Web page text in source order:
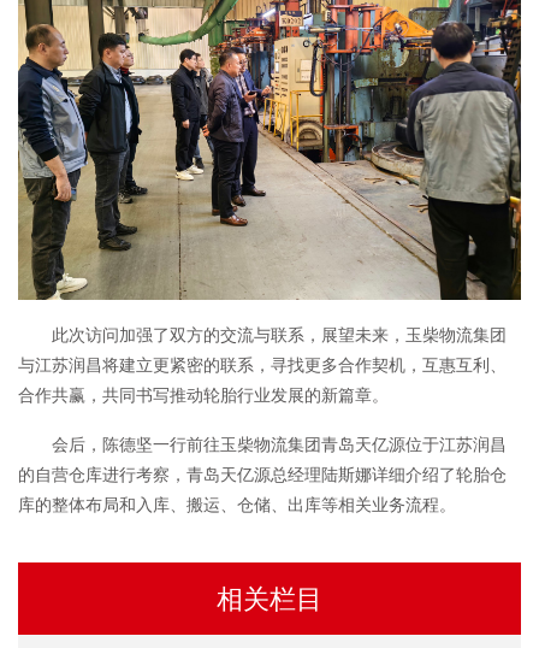
此次访问加强了双方的交流与联系，展望未来，玉柴物流集团
与江苏润昌将建立更紧密的联系，寻找更多合作契机，互惠互利、
合作共赢，共同书写推动轮胎行业发展的新篇章。
会后，陈德坚一行前往玉柴物流集团青岛天亿源位于江苏润昌
的自营仓库进行考察，青岛天亿源总经理陆斯娜详细介绍了轮胎仓
库的整体布局和入库、搬运、仓储、出库等相关业务流程。
相关栏目